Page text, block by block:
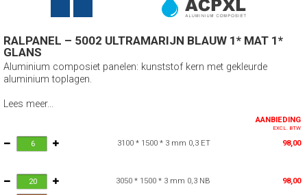
RALPANEL – 5002 ULTRAMARIJN BLAUW 1* MAT 1*
GLANS
Aluminium composiet panelen: kunststof kern met gekleurde
aluminium toplagen.
Lees meer...
AANBIEDING
EXCL. BTW
3100 * 1500 * 3 mm 0,3 ET 98,00
3050 * 1500 * 3 mm 0,3 NB 98,00